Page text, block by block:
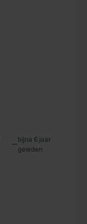
—bijna 6 jaar
geleden